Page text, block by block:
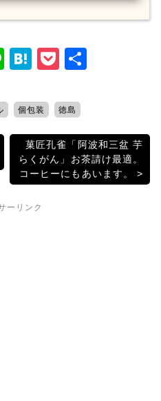
Li
e
H
e
n
a
P
c
k
et
個包装 徳島
菓匠孔雀「阿波和三盆 芋
らくがん」お茶請け最適。
コーヒーにもあいます。
ーリンク